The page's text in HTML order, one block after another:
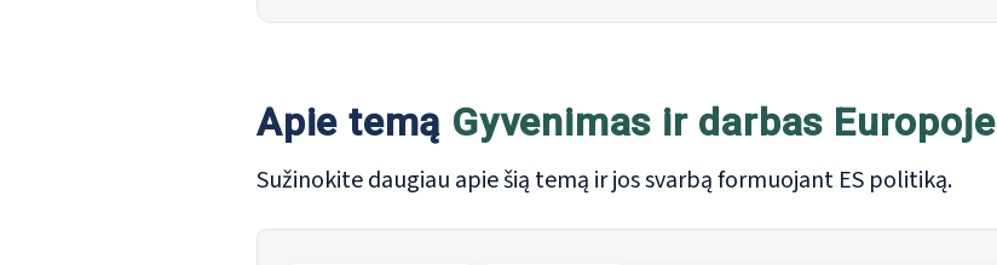
Apie temą Gyvenimas ir darbas Europoje
Sužinokite daugiau apie šią temą ir jos svarbą formuojant ES politiką.